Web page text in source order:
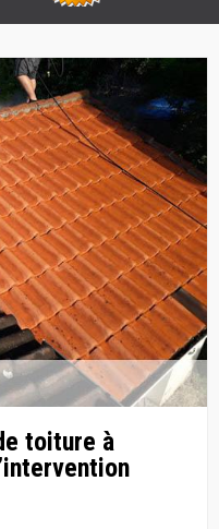
toiture à